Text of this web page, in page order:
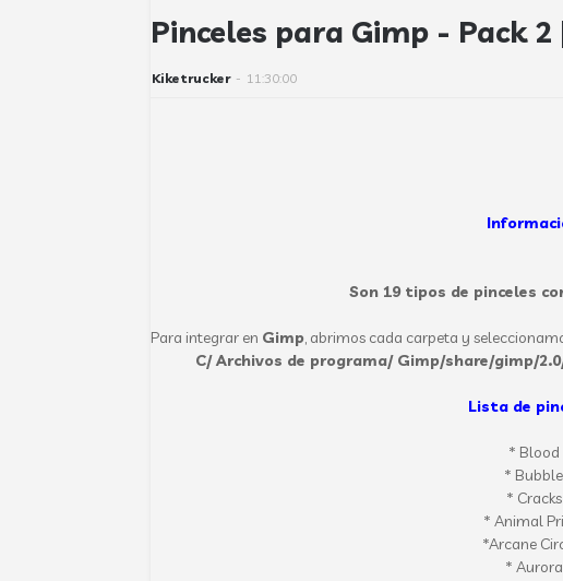
Pinceles para Gimp - Pack
Kiketrucker - 11:30:00
Son 19 tipos de pinceles
Para integrar en Gimp, abrimos cada carpeta y
C/ Archivos de programa/ Gimp/share/gimp/
Lista de
* Blood
* Bubble
* Cracks
* Animal
*Arcane
* Aurora